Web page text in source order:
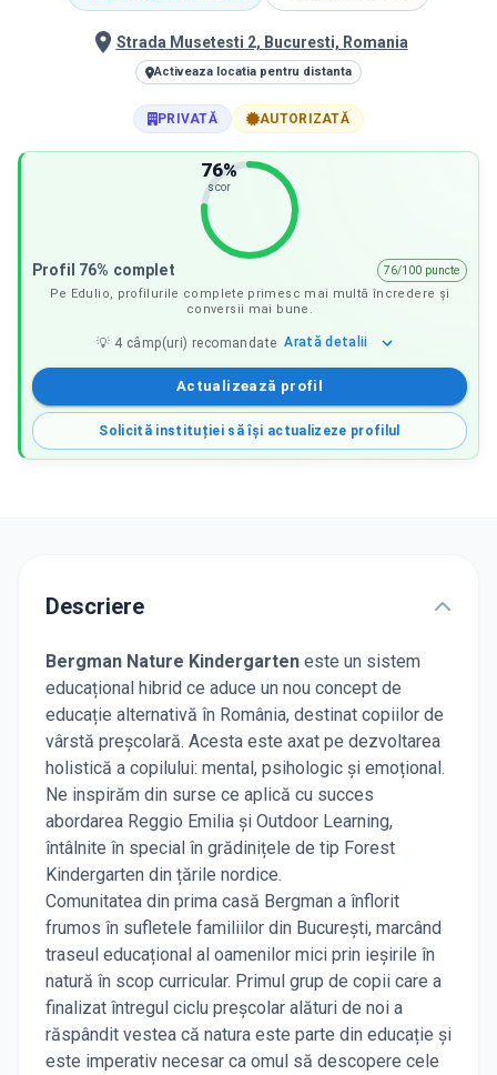
Strada Musetesti 2, Bucuresti, Romania
Activeaza locatia pentru distanta
PRIVATĂ AUTORIZATĂ
76%
scor
Profil 76% complet
76/100 puncte
Pe Edulio, profilurile complete primesc mai multă încredere și
conversii mai bune.
💡 4 câmp(uri) recomandate Arată detalii
Actualizează profil
Solicită instituției să își actualizeze profilul
Descriere
Bergman Nature Kindergarten este un sistem
educațional hibrid ce aduce un nou concept de
educație alternativă în România, destinat copiilor de
vârstă preșcolară. Acesta este axat pe dezvoltarea
holistică a copilului: mental, psihologic și emoțional.
Ne inspirăm din surse ce aplică cu succes
abordarea Reggio Emilia și Outdoor Learning,
întâlnite în special în grădinițele de tip Forest
Kindergarten din țările nordice.
Comunitatea din prima casă Bergman a înflorit
frumos în sufletele familiilor din București, marcând
traseul educațional al oamenilor mici prin ieșirile în
natură în scop curricular. Primul grup de copii care a
finalizat întregul ciclu preșcolar alături de noi a
răspândit vestea că natura este parte din educație și
este imperativ necesar ca omul să descopere cele